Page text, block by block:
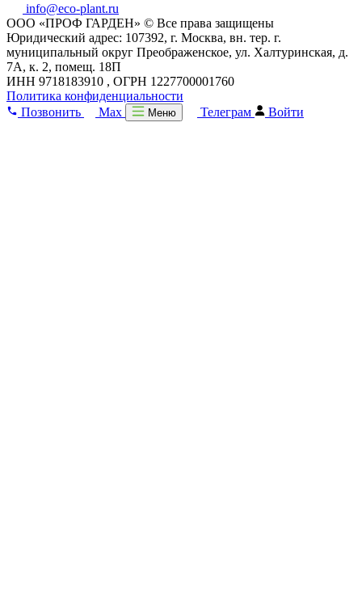
info@eco-plant.ru
ООО «ПРОФ ГАРДЕН» © Все права защищены
Юридический адрес: 107392, г. Москва, вн. тер. г.
муниципальный округ Преображенское, ул. Халтуринская, д.
7А, к. 2, помещ. 18П
ИНН 9718183910 , ОГРН 1227700001760
Политика конфиденциальности
Позвонить
Max Меню Телеграм Войти